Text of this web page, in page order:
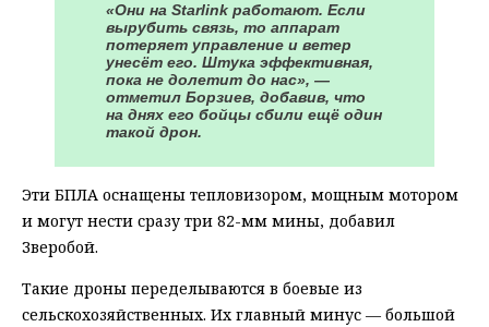
«Они на Starlink работают. Если
вырубить связь, то аппарат
потеряет управление и ветер
унесёт его. Штука эффективная,
пока не долетит до нас», —
отметил Борзиев, добавив, что
на днях его бойцы сбили ещё один
такой дрон.
Эти БПЛА оснащены тепловизором, мощным мотором
и могут нести сразу три 82-мм мины, добавил
Зверобой.
Такие дроны переделываются в боевые из
сельскохозяйственных. Их главный минус — большой